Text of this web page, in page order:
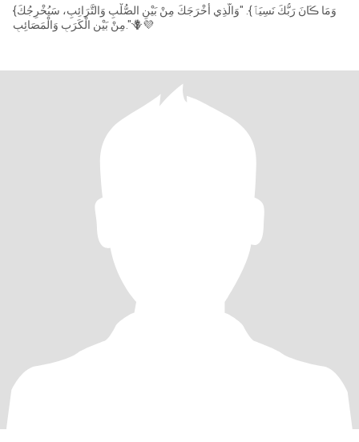
{وَمَا ڪَانَ رَبُّكَ نَسِيَٱ}. "وَالَّذِي أَخْرَجَكَ مِنْ بَيْنِ الصُّلْبِ وَالتَّرَائِبِ، سَيُخْرِجُكَ
مِنْ بَيْنِ الْكَرَبِ وَالْمَصَائِبِ."🪻💜